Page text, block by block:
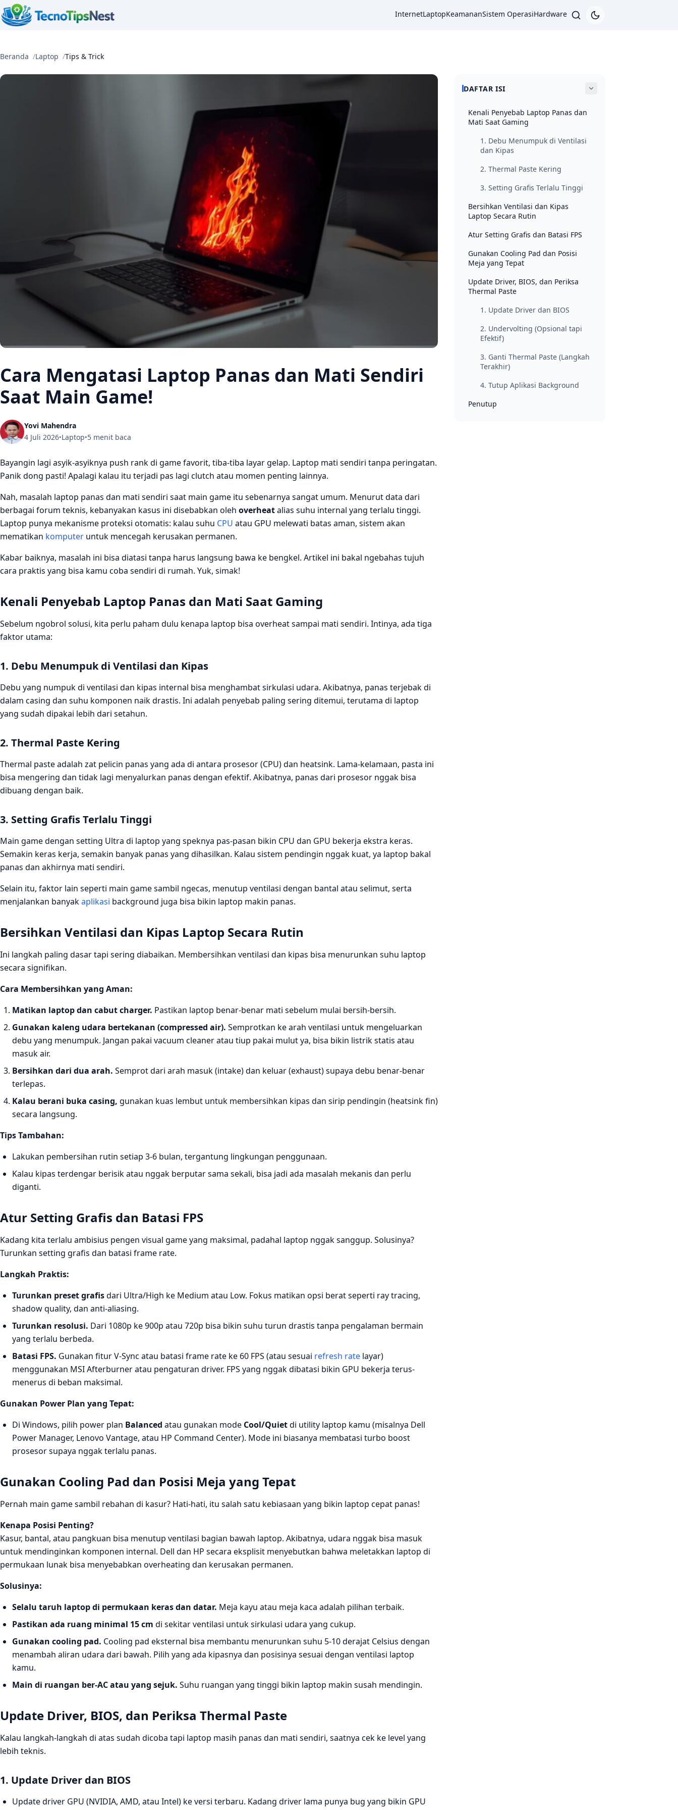
InternetLaptopKeamananSistem OperasiHardware
Beranda Laptop Tips & Trick
Cara Mengatasi Laptop Panas dan Mati Sendiri
Saat Main Game!
Yovi Mahendra
4 Juli 2026•Laptop•5 menit baca
Bayangin lagi asyik-asyiknya push rank di game favorit, tiba-tiba layar gelap. Laptop mati sendiri tanpa peringatan.
Panik dong pasti! Apalagi kalau itu terjadi pas lagi clutch atau momen penting lainnya.
Nah, masalah laptop panas dan mati sendiri saat main game itu sebenarnya sangat umum. Menurut data dari
berbagai forum teknis, kebanyakan kasus ini disebabkan oleh overheatalias suhu internal yang terlalu tinggi.
Laptop punya mekanisme proteksi otomatis: kalau suhu CPU atau GPU melewati batas aman, sistem akan
mematikan komputer untuk mencegah kerusakan permanen.
Kabar baiknya, masalah ini bisa diatasi tanpa harus langsung bawa ke bengkel. Artikel ini bakal ngebahas tujuh
cara praktis yang bisa kamu coba sendiri di rumah. Yuk, simak!
Kenali Penyebab Laptop Panas dan Mati Saat Gaming
Sebelum ngobrol solusi, kita perlu paham dulu kenapa laptop bisa overheat sampai mati sendiri. Intinya, ada tiga
faktor utama:
1. Debu Menumpuk di Ventilasi dan Kipas
Debu yang numpuk di ventilasi dan kipas internal bisa menghambat sirkulasi udara. Akibatnya, panas terjebak di
dalam casing dan suhu komponen naik drastis. Ini adalah penyebab paling sering ditemui, terutama di laptop
yang sudah dipakai lebih dari setahun.
2. Thermal Paste Kering
Thermal paste adalah zat pelicin panas yang ada di antara prosesor (CPU) dan heatsink. Lama-kelamaan, pasta ini
bisa mengering dan tidak lagi menyalurkan panas dengan efektif. Akibatnya, panas dari prosesor nggak bisa
dibuang dengan baik.
3. Setting Grafis Terlalu Tinggi
Main game dengan setting Ultra di laptop yang speknya pas-pasan bikin CPU dan GPU bekerja ekstra keras.
Semakin keras kerja, semakin banyak panas yang dihasilkan. Kalau sistem pendingin nggak kuat, ya laptop bakal
panas dan akhirnya mati sendiri.
Selain itu, faktor lain seperti main game sambil ngecas, menutup ventilasi dengan bantal atau selimut, serta
menjalankan banyakaplikasi background juga bisa bikin laptop makin panas.
Bersihkan Ventilasi dan Kipas Laptop Secara Rutin
Ini langkah paling dasar tapi sering diabaikan. Membersihkan ventilasi dan kipas bisa menurunkan suhu laptop
secara signifikan.
Cara Membersihkan yang Aman:
Matikan laptop dan cabut charger. Pastikan laptop benar-benar mati sebelum mulai bersih-bersih.
Gunakan kaleng udara bertekanan (compressed air). Semprotkan ke arah ventilasi untuk mengeluarkan
debu yang menumpuk. Jangan pakai vacuum cleaner atau tiup pakai mulut ya, bisa bikin listrik statis atau
masuk air.
Bersihkan dari dua arah. Semprot dari arah masuk (intake) dan keluar (exhaust) supaya debu benar-benar
terlepas.
Kalau berani buka casing, gunakan kuas lembut untuk membersihkan kipas dan sirip pendingin (heatsink fin)
secara langsung.
Tips Tambahan:
Lakukan pembersihan rutin setiap 3-6 bulan, tergantung lingkungan penggunaan.
Kalau kipas terdengar berisik atau nggak berputar sama sekali, bisa jadi ada masalah mekanis dan perlu
diganti.
Atur Setting Grafis dan Batasi FPS
Kadang kita terlalu ambisius pengen visual game yang maksimal, padahal laptop nggak sanggup. Solusinya?
Turunkan setting grafis dan batasi frame rate.
Langkah Praktis:
Turunkan preset grafisdari Ultra/High ke Medium atau Low. Fokus matikan opsi berat seperti ray tracing,
shadow quality, dan anti-aliasing.
Turunkan resolusi. Dari 1080p ke 900p atau 720p bisa bikin suhu turun drastis tanpa pengalaman bermain
yang terlalu berbeda.
Batasi FPS. Gunakan fitur V-Sync atau batasi frame rate ke 60 FPS (atau sesuai refresh rate layar)
menggunakan MSI Afterburner atau pengaturan driver. FPS yang nggak dibatasi bikin GPU bekerja terus-
menerus di beban maksimal.
Gunakan Power Plan yang Tepat:
Di Windows, pilih power plan Balanced atau gunakan mode Cool/Quietdi utility laptop kamu (misalnya Dell
Power Manager, Lenovo Vantage, atau HP Command Center). Mode ini biasanya membatasi turbo boost
prosesor supaya nggak terlalu panas.
Gunakan Cooling Pad dan Posisi Meja yang Tepat
Pernah main game sambil rebahan di kasur? Hati-hati, itu salah satu kebiasaan yang bikin laptop cepat panas!
Kenapa Posisi Penting?
Kasur, bantal, atau pangkuan bisa menutup ventilasi bagian bawah laptop. Akibatnya, udara nggak bisa masuk
untuk mendinginkan komponen internal. Dell dan HP secara eksplisit menyebutkan bahwa meletakkan laptop di
permukaan lunak bisa menyebabkan overheating dan kerusakan permanen.
Solusinya:
Selalu taruh laptop di permukaan keras dan datar. Meja kayu atau meja kaca adalah pilihan terbaik.
Pastikan ada ruang minimal 15 cm di sekitar ventilasi untuk sirkulasi udara yang cukup.
Gunakan cooling pad. Cooling pad eksternal bisa membantu menurunkan suhu 5-10 derajat Celsius dengan
menambah aliran udara dari bawah. Pilih yang ada kipasnya dan posisinya sesuai dengan ventilasi laptop
kamu.
Main di ruangan ber-AC atau yang sejuk. Suhu ruangan yang tinggi bikin laptop makin susah mendingin.
Update Driver, BIOS, dan Periksa Thermal Paste
Kalau langkah-langkah di atas sudah dicoba tapi laptop masih panas dan mati sendiri, saatnya cek ke level yang
lebih teknis.
1. Update Driver dan BIOS
Update driver GPU (NVIDIA, AMD, atau Intel) ke versi terbaru. Kadang driver lama punya bug yang bikin GPU
DAFTAR ISI
Kenali Penyebab Laptop Panas dan
Mati Saat Gaming
1. Debu Menumpuk di Ventilasi
dan Kipas
2. Thermal Paste Kering
3. Setting Grafis Terlalu Tinggi
Bersihkan Ventilasi dan Kipas
Laptop Secara Rutin
Atur Setting Grafis dan Batasi FPS
Gunakan Cooling Pad dan Posisi
Meja yang Tepat
Update Driver, BIOS, dan Periksa
Thermal Paste
1. Update Driver dan BIOS
2. Undervolting (Opsional tapi
Efektif)
3. Ganti Thermal Paste (Langkah
Terakhir)
4. Tutup Aplikasi Background
Penutup